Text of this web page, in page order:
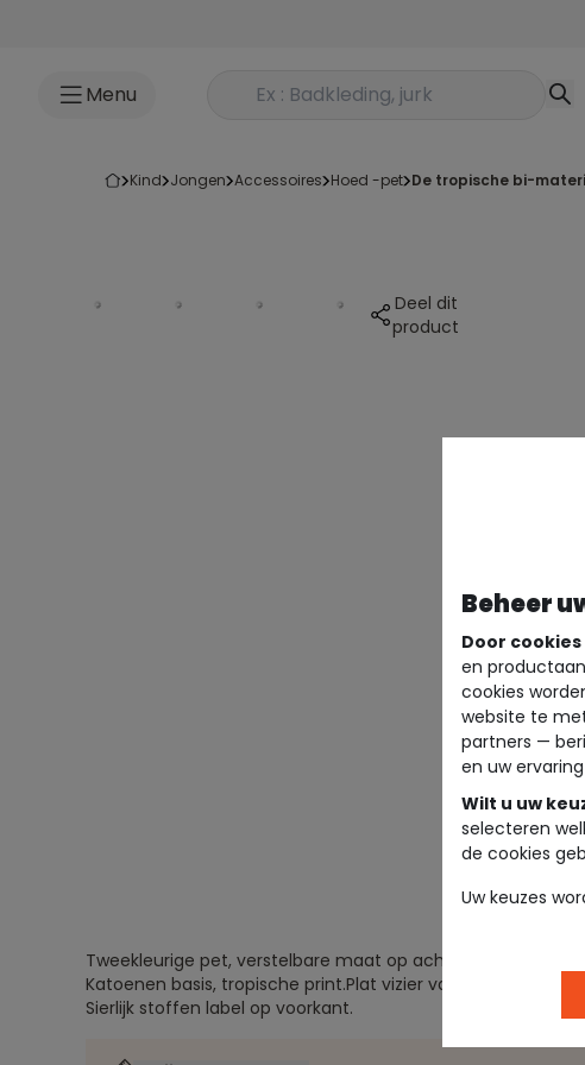
Menu Rechercher un produit
kind jongen accessoires hoed -pet de tropische bi-
Deel dit
product
Tweekleurige pet, verstelbare maat op achterkant.
Katoenen basis, tropische print.Plat vizier van kurk.
Sierlijk stoffen label op voorkant.
Beheer
Door
en
cookies
website te
partners —
en uw
Wilt u uw
selecteren
de cookies
Uw keuzes